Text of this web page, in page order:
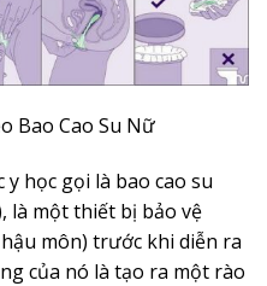
Bao Cao Su Nữ
học gọi là bao cao su
là một thiết bị bảo vệ
môn) trước khi diễn ra
của nó là tạo ra một rào